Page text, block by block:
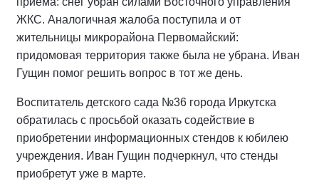
ЖКС. Аналогичная жалоба поступила и от
жительницы микрорайона Первомайский:
придомовая территория также была не убрана. Иван
Гущин помог решить вопрос в тот же день.
Воспитатель детского сада №36 города Иркутска
обратилась с просьбой оказать содействие в
приобретении информационных стендов к юбилею
учреждения. Иван Гущин подчеркнул, что стенды
приобретут уже в марте.